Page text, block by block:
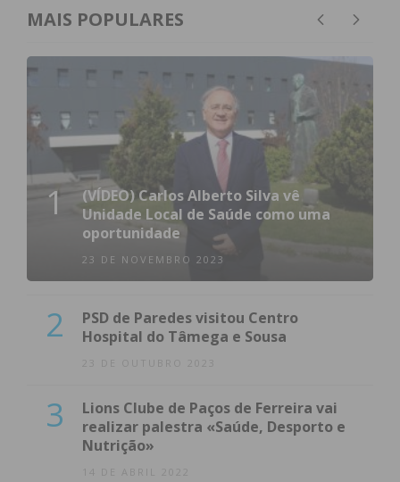
MAIS POPULARES
1
(VÍDEO) Carlos Alberto Silva vê
Unidade Local de Saúde como uma
oportunidade
23 DE NOVEMBRO 2023
2
PSD de Paredes visitou Centro
Hospital do Tâmega e Sousa
23 DE OUTUBRO 2023
3
Lions Clube de Paços de Ferreira vai
realizar palestra «Saúde, Desporto e
Nutrição»
14 DE ABRIL 2022